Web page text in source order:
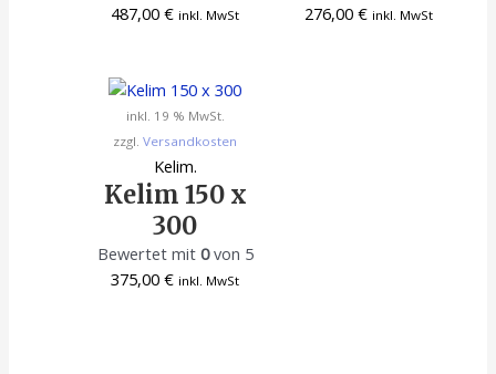
487,00€ inkl. MwSt
276,00€ inkl. MwSt
inkl. 19 % MwSt.
zzgl.Versandkosten
Kelim.
Kelim 150 x
300
Bewertet mit 0von 5
375,00€ inkl. MwSt